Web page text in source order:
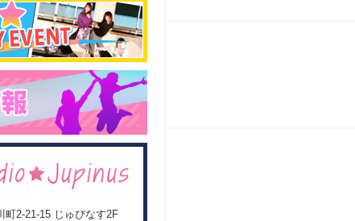
町2-21-15 じゅぴなす2F